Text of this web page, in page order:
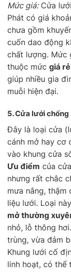
Mức giá:Cửa
Phát có giá
chưa gồm
cuốn dao động
chất lượng. Mức
thuộc mức giá rẻ
giúp nhiều gia
muỗi hiện đại.
5. Cửa lưới chống
Đây là loại cửa
cánh mở hay cơ
vào khung cửa
Ưu điểm của
nhưng rất chắc
mưa nắng, thậm
liệu lưới. Loại này
mở thường
nhỏ, lỗ thông
trùng, vừa đảm
Khung lưới cố
linh hoạt, có thể